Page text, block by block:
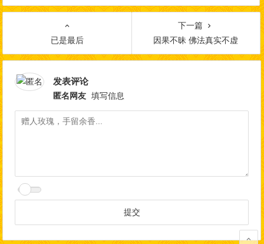
已是最后
下一篇
因果不昧 佛法真实不虚
发表评论
匿名网友 填写信息